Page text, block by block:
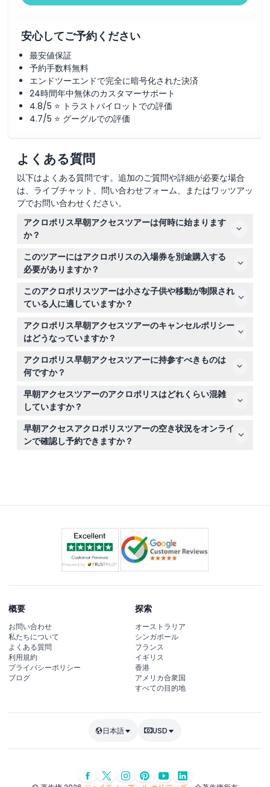
安心してご予約ください
最安値保証
予約手数料無料
エンドツーエンドで完全に暗号化された決済
24時間年中無休のカスタマーサポート
4.8/5 ⭐ トラストパイロットでの評価
4.7/5 ⭐ グーグルでの評価
よくある質問
以下はよくある質問です。追加のご質問や詳細が必要な場合
は、ライブチャット、問い合わせフォーム、またはワッツアッ
プでお問い合わせください。
アクロポリス早朝アクセスツアーは何時に始まります
か？
ツアーは通常朝の8時15分頃に始まり、一般のお客様が到
着する前にアクロポリスを探索できます。正確な開始時間
はオンライン予約時にご確認いただけます。
このツアーにはアクロポリスの入場券を別途購入する
必要がありますか？
入場券なしのツアーオプションを選択した場合は、ツアー
当日までにグループと一緒に入場できるようアクロポリス
のチケットを別途購入してください。
このアクロポリスツアーは小さな子供や移動が制限され
ている人に適していますか？
4歳未満の子供は無料で参加できます。ただし、アクロポ
リスは不整地や階段を歩くため、移動に制限がある方には
難しい場合があります。
アクロポリス早朝アクセスツアーのキャンセルポリシー
はどうなっていますか？
このツアーのチケットは返金不可でいかなる事情でもキャ
ンセルできませんので、ご予約の際は予定をよくご確認く
ださい。
アクロポリス早朝アクセスツアーに持参すべきものは
何ですか？
快適な歩きやすい靴を履き、日焼け止めや帽子を持ち、水
も携帯してください。このツアーは野外の歴史的な場所を
歩くためです。
早朝アクセスツアーのアクロポリスはどれくらい混雑
していますか？
早朝アクセスツアーでは、混雑が少なく涼しい気温でアク
ロポリスを訪れることができ、より静かで快適な体験がで
きます。
早朝アクセスアクロポリスツアーの空き状況をオンライ
ンで確認し予約できますか？
概要
お問い合わせ
私たちについて
よくある質問
利用規約
プライバシーポリシー
ブログ
探索
オーストラリア
シンガポール
フランス
イギリス
香港
アメリカ合衆国
すべての目的地
日本語 USD